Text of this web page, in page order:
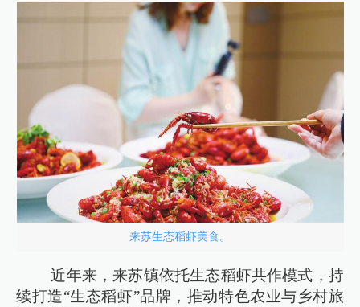
来苏生态稻虾美食。
近年来，来苏镇依托生态稻虾共作模式，持
续打造“生态稻虾”品牌，推动特色农业与乡村旅